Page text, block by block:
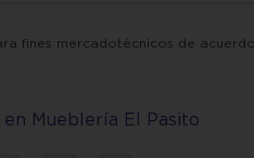
fines mercadotécnicos de
en Mueblería El Pasito